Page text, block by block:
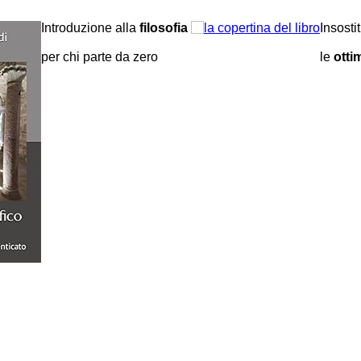
Insostituibiledemocrazia
ottimeragioni della democrazia